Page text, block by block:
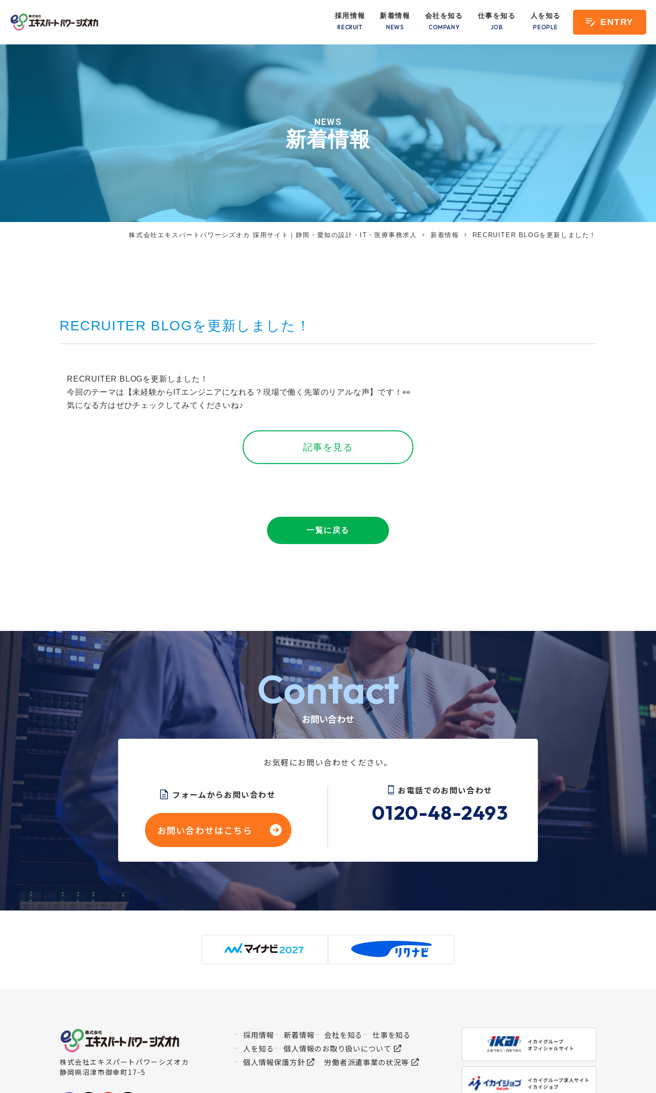
採用情報 新着情報 会社を知る 仕事を知る 人を知る
ENTRY
NEWS
新着情報
株式会社エキスパートパワーシズオカ 採用サイト｜静岡・愛知の設計・IT・医療事務求人 新着情報 RECRUITER BLOGを更新しました！
RECRUITER BLOGを更新しました！
RECRUITER BLOGを更新しました！
今回のテーマは【未経験からITエンジニアになれる？現場で働く先輩のリアルな声】です！👀
気になる方はぜひチェックしてみてくださいね♪
記事を見る
一覧に戻る
Contact
お問い合わせ
お気軽にお問い合わせください。
フォームからお問い合わせ
お問い合わせはこちら
お電話でのお問い合わせ
0120-48-2493
株式会社エキスパートパワーシズオカ
静岡県沼津市御幸町17-5
採用情報 新着情報 会社を知る
仕事を知る
人を知る
個人情報のお取り扱いについて
個人情報保護方針
労働者派遣事業の状況等